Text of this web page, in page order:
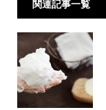
関連記事一覧